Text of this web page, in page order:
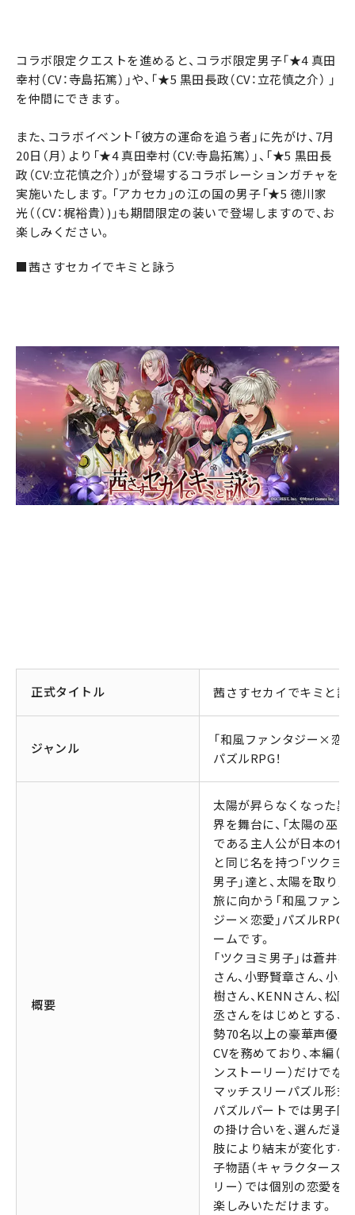
コラボ限定クエストを進めると、コラボ限定男子「★4 真田
幸村（CV：寺島拓篤）」や、「★5 黒田長政（CV：立花慎之介） 」
を仲間にできます。
また、コラボイベント「彼方の運命を追う者」に先がけ、7月
20日（月）より「★4 真田幸村（CV:寺島拓篤）」、「★5 黒田長
政（CV:立花慎之介）」が登場するコラボレーションガチャを
実施いたします。「アカセカ」の江の国の男子「★5 徳川家
光（（CV：梶裕貴）)」も期間限定の装いで登場しますので、お
楽しみください。
■茜さすセカイでキミと詠う
正式タイトル 茜さすセカイでキミと詠
ジャンル
「和風ファンタジー×恋愛
パズルRPG！
概要
太陽が昇らなくなった異
界を舞台に、「太陽の巫女
である主人公が日本の偉
と同じ名を持つ「ツクヨ
男子」達と、太陽を取り戻
旅に向かう「和風ファン
ジー×恋愛」パズルRPG
ームです。
「ツクヨミ男子」は蒼井翔
さん、小野賢章さん、小野
樹さん、KENNさん、松岡
丞さんをはじめとする、
勢70名以上の豪華声優陣
CVを務めており、本編（
ンストーリー）だけでなく
マッチスリーパズル形式
パズルパートでは男子同
の掛け合いを、選んだ選
肢により結末が変化する
子物語（キャラクタース
リー）では個別の恋愛を
楽しみいただけます。